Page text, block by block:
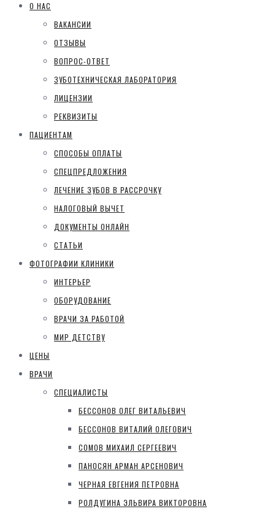
О НАС
ВАКАНСИИ
ОТЗЫВЫ
ВОПРОС-ОТВЕТ
ЗУБОТЕХНИЧЕСКАЯ ЛАБОРАТОРИЯ
ЛИЦЕНЗИИ
РЕКВИЗИТЫ
ПАЦИЕНТАМ
СПОСОБЫ ОПЛАТЫ
СПЕЦПРЕДЛОЖЕНИЯ
ЛЕЧЕНИЕ ЗУБОВ В РАССРОЧКУ
НАЛОГОВЫЙ ВЫЧЕТ
ДОКУМЕНТЫ ОНЛАЙН
СТАТЬИ
ФОТОГРАФИИ КЛИНИКИ
ИНТЕРЬЕР
ОБОРУДОВАНИЕ
ВРАЧИ ЗА РАБОТОЙ
МИР ДЕТСТВУ
ЦЕНЫ
ВРАЧИ
СПЕЦИАЛИСТЫ
БЕССОНОВ ОЛЕГ ВИТАЛЬЕВИЧ
БЕССОНОВ ВИТАЛИЙ ОЛЕГОВИЧ
СОМОВ МИХАИЛ СЕРГЕЕВИЧ
ПАНОСЯН АРМАН АРСЕНОВИЧ
ЧЕРНАЯ ЕВГЕНИЯ ПЕТРОВНА
РОЛДУГИНА ЭЛЬВИРА ВИКТОРОВНА